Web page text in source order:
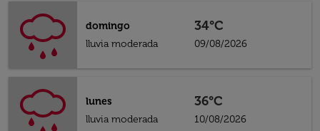
domingo
lluvia moderada
34°C
09/08/2026
lunes
lluvia moderada
36°C
10/08/2026